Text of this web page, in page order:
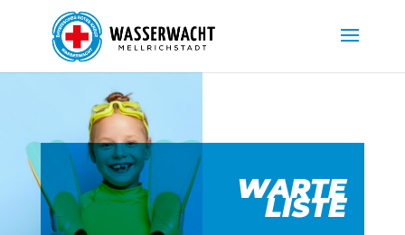
WARTE
LISTE